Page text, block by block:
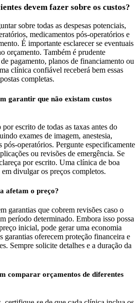
devem fazer sobre os custos?
sobre todas as despesas potenciais,
medicamentos pós-operatórios e
É importante esclarecer se eventuais
orçamento. Também é prudente
pagamento, planos de financiamento ou
clínica confiável receberá bem essas
completas.
garantir que não existam custos
escrito de todas as taxas antes do
exames de imagem, anestesia,
pós-operatórios. Pergunte especificamente
ou revisões de emergência. Se
por escrito. Uma clínica de boa
divulgar os preços completos.
afetam o preço?
garantias que cobrem revisões caso o
período determinado. Embora isso possa
inicial, pode gerar uma economia
oferecem proteção financeira e
Sempre solicite detalhes e a duração da
comparar orçamentos de diferentes